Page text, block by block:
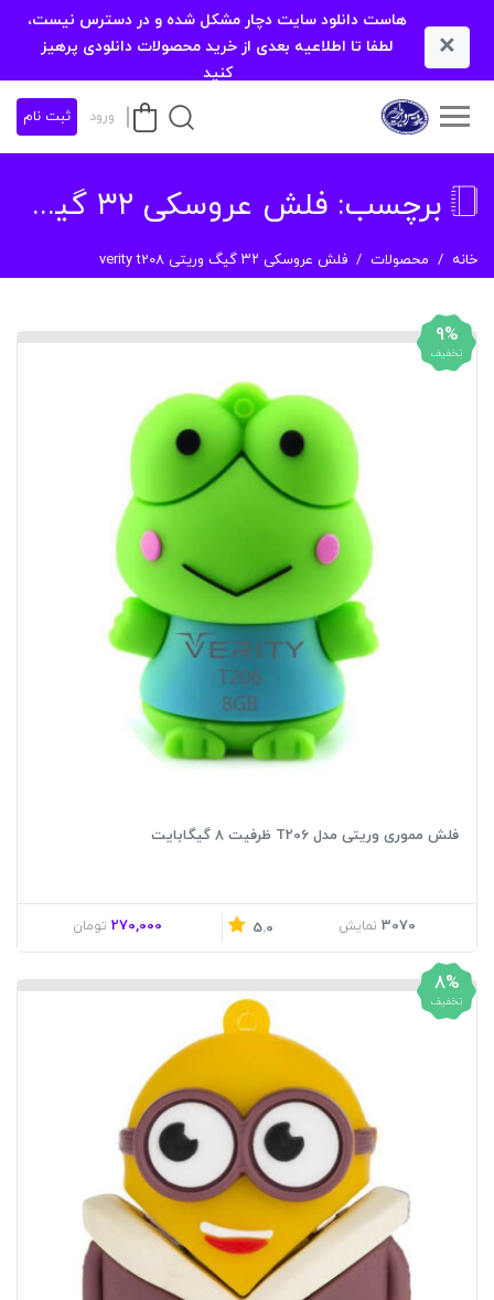
×
هاست دانلود سایت دچار مشکل شده و در دسترس نیست،
لطفا تا اطلاعیه بعدی از خرید محصولات دانلودی پرهیز
کنید
ورود ثبت نام
برچسب: فلش عروسکی ۳۲ گیگ وریتی verity t208
خانه محصولات فلش عروسکی ۳۲ گیگ وریتی verity t208
9%
تخفیف
فلش مموری وریتی مدل T206 ظرفیت 8 گیگابایت
3070 نمایش 5.0
270,000 تومان
8%
تخفیف